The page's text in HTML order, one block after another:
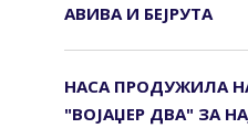
АВИВА И БЕЈРУТА
НАСА ПРОДУЖИЛА
"ВОЈАЏЕР ДВА" ЗА